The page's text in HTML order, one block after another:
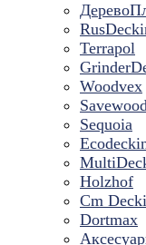
Terrapol
Woodvex
Sequoia
Holzhof
Cm
Dortmax